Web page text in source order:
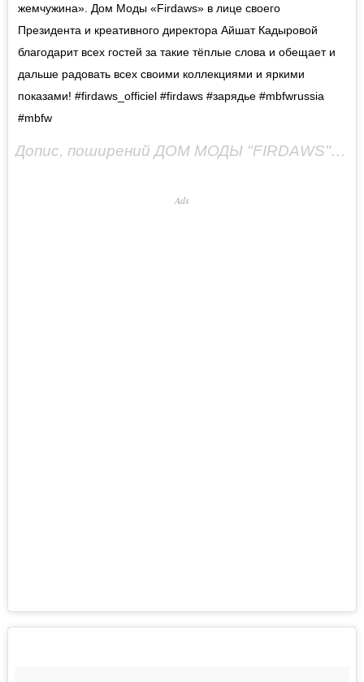
жемчужина». Дом Моды «Firdaws» в лице своего
Президента и креативного директора Айшат Кадыровой
благодарит всех гостей за такие тёплые слова и обещает и
дальше радовать всех своими коллекциями и яркими
показами! #firdaws_officiel #firdaws #зарядье #mbfwrussia
#mbfw
Допис, поширений ДОМ МОДЫ "FIRDAWS" (@firdaws_officiel)
Ads